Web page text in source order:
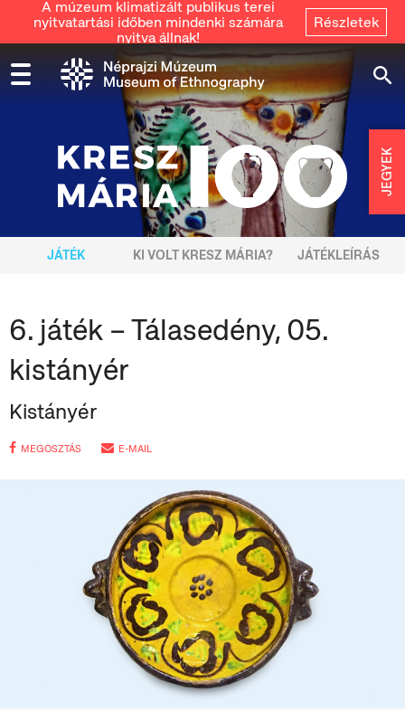
A múzeum klimatizált publikus terei
nyitvatartási időben mindenki számára
nyitva állnak!
Részletek
JÁTÉK KI VOLT KRESZ MÁRIA? JÁTÉKLEÍRÁS
6. játék – Tálasedény, 05.
kistányér
Kistányér
MEGOSZTÁS E-MAIL
JEGYEK